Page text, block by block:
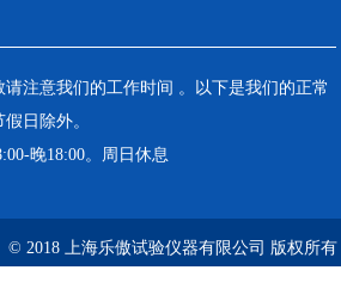
注意我们的工作时间 。以下是我们的正常
日除外。
晚18:00。周日休息
© 2018 上海乐傲试验仪器有限公司 版权所